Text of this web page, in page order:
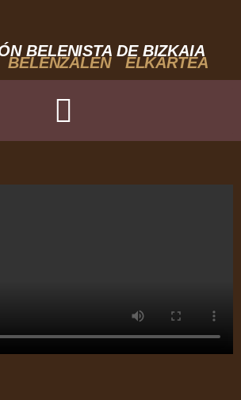
BELENISTA DE BIZKAIA
ELKARTEA